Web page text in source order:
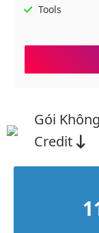
Tools
Gói
Credit